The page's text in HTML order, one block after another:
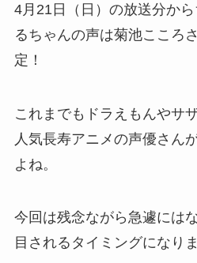
4月21日（日）の放送分か
るちゃんの声は菊池こころ
定！
これまでもドラえもんやサ
人気長寿アニメの声優さん
よね。
今回は残念ながら急遽には
目されるタイミングになり